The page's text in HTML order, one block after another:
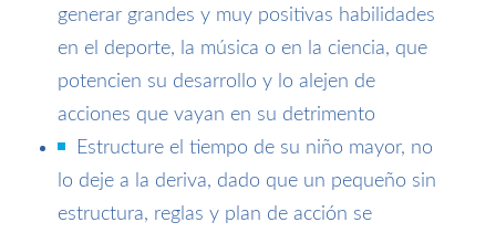
generar grandes y muy positivas habilidades
en el deporte, la música o en la ciencia, que
potencien su desarrollo y lo alejen de
acciones que vayan en su detrimento
Estructure el tiempo de su niño mayor, no
lo deje a la deriva, dado que un pequeño sin
estructura, reglas y plan de acción se